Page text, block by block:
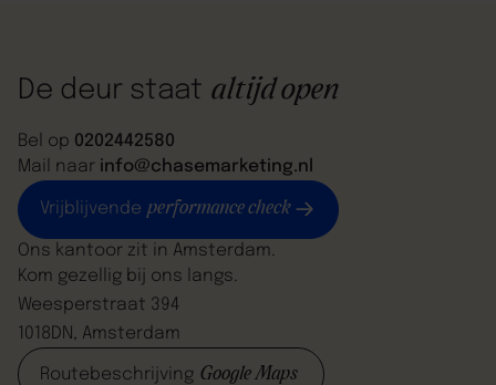
Performance Max.
De deur staat altijd open
Bel op 0202442580
Mail naar info@chasemarketing.nl
Vrijblijvende performance check
Ons kantoor zit in Amsterdam.
Kom gezellig bij ons langs.
Weesperstraat 394
1018DN, Amsterdam
Routebeschrijving Google Maps